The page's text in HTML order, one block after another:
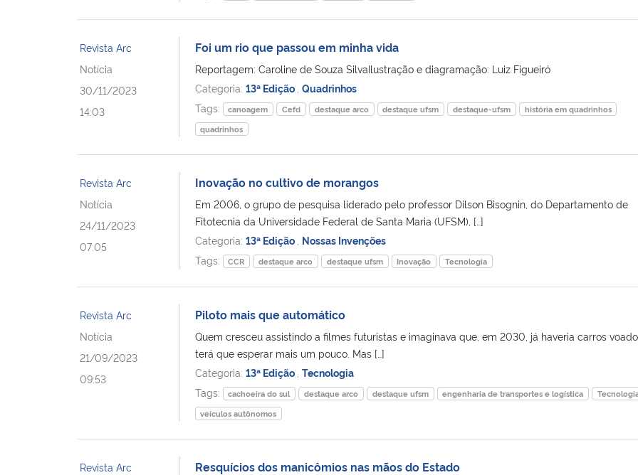
Revista Arc
Notícia
30/11/2023
14:03
Foi um rio que passou em minha vida
Reportagem: Caroline de Souza SilvaIlustração e diagramação: Luiz Figueiró
Categoria: 13ª Edição Quadrinhos
Tags:
canoagem Cefd destaque arco destaque ufsm destaque-ufsm
história em quadrinhos
quadrinhos
Revista Arc
Notícia
24/11/2023
07:05
Inovação no cultivo de morangos
Em 2006, o grupo de pesquisa liderado pelo professor Dilson Bisognin, do Departamento de
Fitotecnia da Universidade Federal de Santa Maria (UFSM), […]
Categoria: 13ª Edição Nossas Invenções
Tags:
CCR destaque arco destaque ufsm Inovação Tecnologia
Revista Arc
Notícia
21/09/2023
09:53
Piloto mais que automático
Quem cresceu assistindo a filmes futuristas e imaginava que, em 2030, já haveria carros
terá que esperar mais um pouco. Mas […]
Categoria: 13ª Edição Tecnologia
Tags:
cachoeira do sul destaque arco destaque ufsm engenharia de transportes e logística
veículos autônomos
Revista Arc
Resquícios dos manicômios nas mãos do Estado